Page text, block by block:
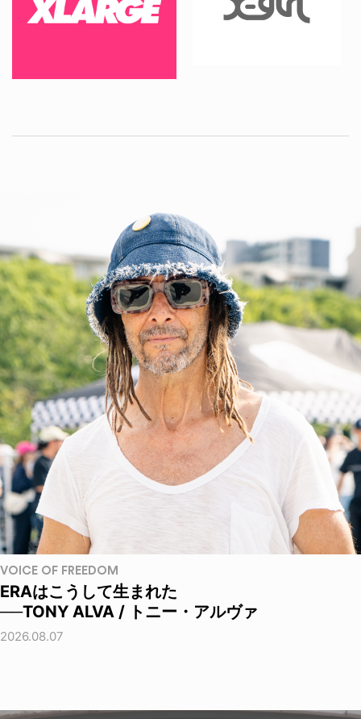
VOICE OF FREEDOM
ERAはこうして生まれた
──TONY ALVA / トニー・アルヴァ
2026.08.07